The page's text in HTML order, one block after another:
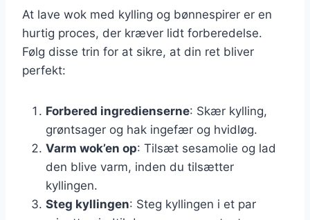
At lave wok med kylling og bønnespirer er en
hurtig proces, der kræver lidt forberedelse.
Følg disse trin for at sikre, at din ret bliver
perfekt:
Forbered ingredienserne: Skær kylling,
grøntsager og hak ingefær og hvidløg.
Varm wok’en op: Tilsæt sesamolie og lad
den blive varm, inden du tilsætter
kyllingen.
Steg kyllingen: Steg kyllingen i et par